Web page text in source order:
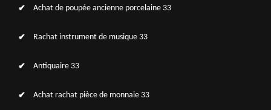
Achat de poupée ancienne porcelaine 33
Rachat instrument de musique 33
Antiquaire 33
Achat rachat pièce de monnaie 33